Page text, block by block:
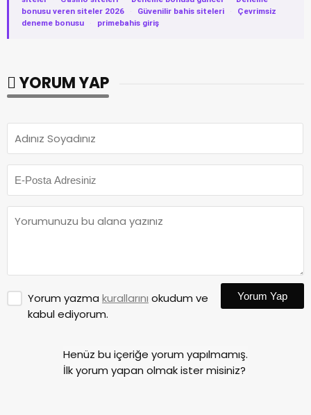
bonusu veren siteler 2026
· Güvenilir bahis siteleri ·
Çevrimsiz
deneme bonusu
· primebahis giriş
YORUM YAP
Yorum yazma kurallarını okudum ve
kabul ediyorum.
Yorum Yap
Henüz bu içeriğe yorum yapılmamış.
İlk yorum yapan olmak ister misiniz?